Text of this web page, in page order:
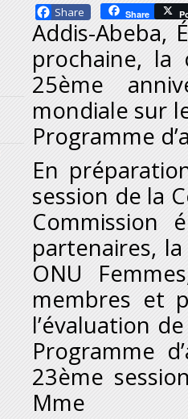
Facebook Share
Addis-Abeba,
prochaine, la
25ème
mondiale sur
Programme
En
session de la
Commission
partenaires,
ONU
membres et
l’évaluation
Programme
23ème
Mme